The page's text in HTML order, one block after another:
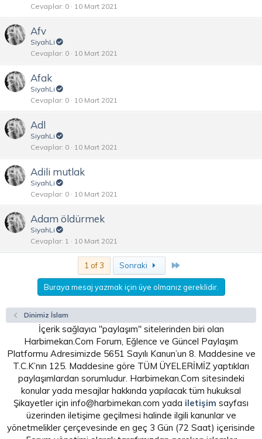
Cevaplar 0 10 Mart 2021
Afv
SiyahLi
Cevaplar 0 10 Mart 2021
Afak
SiyahLi
Cevaplar 0 10 Mart 2021
Adl
SiyahLi
Cevaplar 0 10 Mart 2021
Adili mutlak
SiyahLi
Cevaplar 0 10 Mart 2021
Adam öldürmek
SiyahLi
Cevaplar 1 10 Mart 2021
1 of 3 Sonraki
Buraya mesaj yazmak için üye olmanız gereklidir.
Dinimiz İslam
İçerik sağlayıcı "paylaşım" sitelerinden biri olan
Harbimekan.Com Forum, Eğlence ve Güncel Paylaşım
Platformu Adresimizde 5651 Sayılı Kanun’un 8. Maddesine ve
T.C.K’nın 125. Maddesine göre TÜM ÜYELERİMİZ yaptıkları
paylaşımlardan sorumludur. Harbimekan.Com sitesindeki
konular yada mesajlar hakkında yapılacak tüm hukuksal
Şikayetler için info@harbimekan.com yada iletişim sayfası
üzerinden iletişime geçilmesi halinde ilgili kanunlar ve
yönetmelikler çerçevesinde en geç 3 Gün (72 Saat) içerisinde